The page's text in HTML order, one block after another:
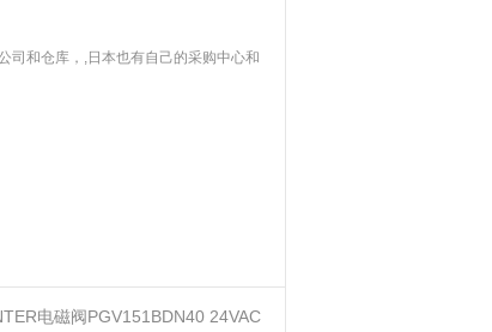
司和仓库，,日本也有自己的采购中心和
电磁阀PGV151BDN40 24VAC